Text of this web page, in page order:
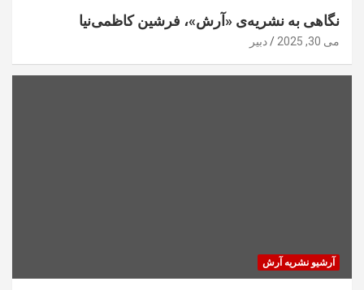
نگاهی به نشریه‌ی «آرش»، فرشین کاظمی‌نیا
می 30, 2025 دبیر
آرشیو نشریه آرش